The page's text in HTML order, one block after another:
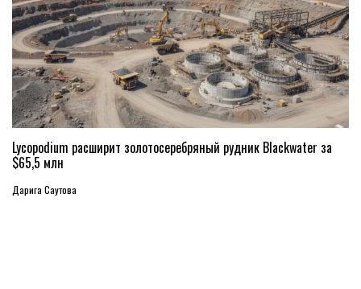
Lycopodium расширит золотосеребряный рудник Blackwater за
$65,5 млн
Дарига Саутова